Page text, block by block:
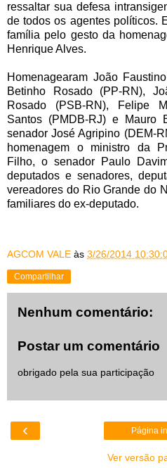
ressaltar sua defesa
de todos os agentes políticos.
família pelo gesto da
Henrique Alves.
Homenagearam João
Betinho Rosado (PP-RN),
Rosado (PSB-RN), Felipe
Santos (PMDB-RJ) e Mauro
senador José Agripino (DEM-
homenagem o ministro da
Filho, o senador Paulo
deputados e senadores,
vereadores do Rio Grande do
familiares do ex-deputado.
AGCOM VALE às 3/26/2014
Compartilhar
Nenhum comentário:
Postar um comentário
obrigado pela sua participação
‹ Página
Ver versão